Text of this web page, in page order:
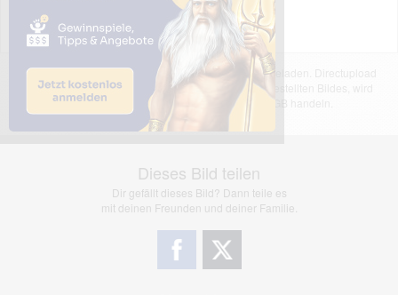
Das dargestellte Bild wurde von einem Nutzer hochgeladen. Directupload
übernimmt keinerlei Haftung für den Inhalt des dargestellten Bildes, wird
jedoch bei Verstößen nach §2(3) unserer AGB handeln.
Dieses Bild teilen
Dir gefällt dieses Bild? Dann teile es
mit deinen Freunden und deiner Familie.